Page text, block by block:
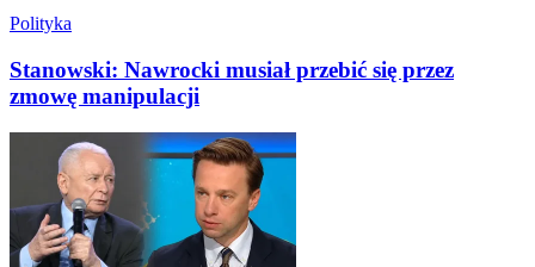
Polityka
Stanowski: Nawrocki musiał przebić się przez
zmowę manipulacji